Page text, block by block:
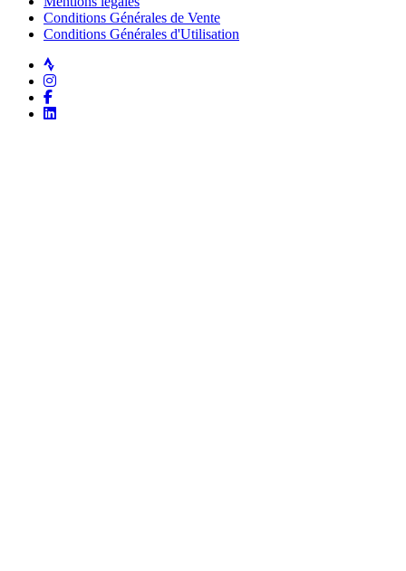
Conditions Générales de Vente
Conditions Générales d'Utilisation
Strava
Instagram
Facebook
LinkedIn